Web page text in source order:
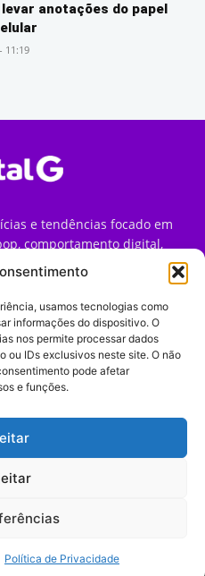
usamos tecnologias como
informações do dispositivo. O
nos permite processar dados
ou IDs exclusivos neste site. O não
pode afetar
e funções.
Política de Privacidade
anotações do papel
11:19
e tendências focado em
comportamento digital,
de marca que impactam a
consome internet no Brasil.
Termos de Uso
Contato
e comportamento digital.